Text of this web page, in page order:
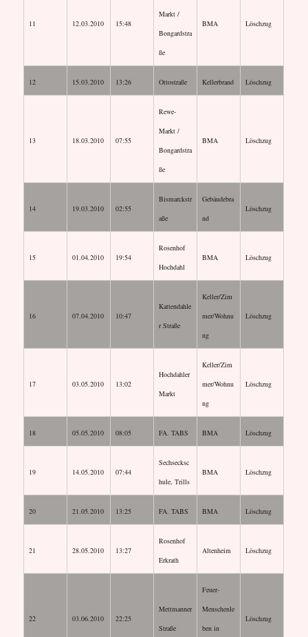
11 12.03.2010 15:48
Markt /
Bongardstra
ße
BMA Löschzug
12 15.03.2010 13:26 Ottostraße Kellerbrand Löschzug
13 18.03.2010 07:55
Rewe-
Markt /
Bongardstra
ße
BMA Löschzug
14 19.03.2010 02:55
Bismarckstr
aße
Gebäudebra
nd
Löschzug
15 01.04.2010 19:54
Rosenhof
Hochdahl
BMA Löschzug
16 07.04.2010 10:47
Kattendahle
r Straße
Keller/Zim
mer/Wohnu
ng
Löschzug
17 03.05.2010 13:02
Hochdahler
Markt
Keller/Zim
mer/Wohnu
ng
Löschzug
18 05.05.2010 08:05 FA. TABS BMA Löschzug
19 14.05.2010 07:44
Sechsecksc
hule, Trills
BMA Löschzug
20 21.05.2010 13:25 FA. TABS BMA Löschzug
21 28.05.2010 13:27
Rosenhof
Erkrath
Altenheim Löschzug
22 03.06.2010 22:25
Mettmanner
Straße
Feuer-
Menschenle
ben in
Löschzug